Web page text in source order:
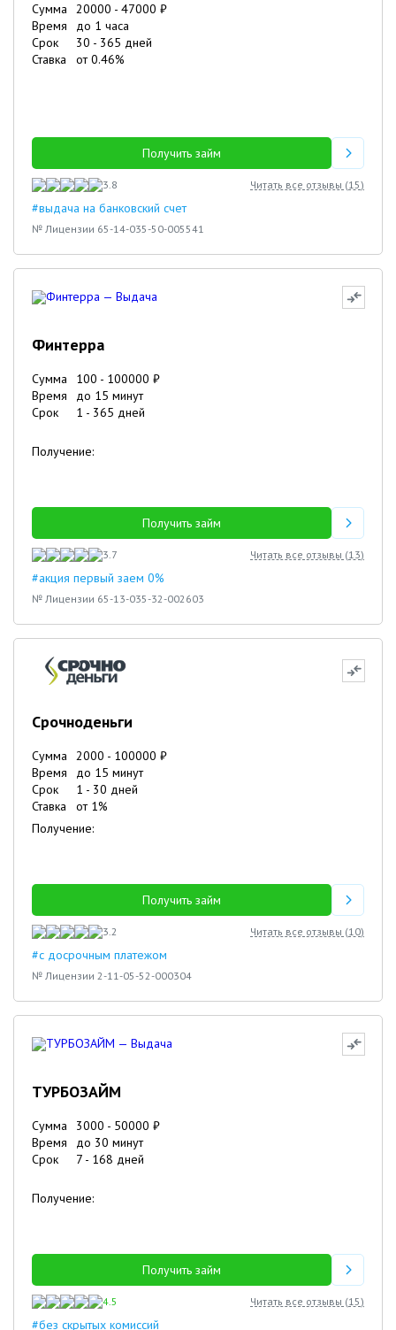
Сумма 20000 - 47000 ₽
Время
до 1 часа
Срок
30 - 365 дней
Ставка
от0.46%
Получить займ
3.8 Читать все отзывы (15)
#выдача на банковский счет
№ Лицензии 65-14-035-50-005541
Финтерра
Сумма 100 - 100000 ₽
Время
до 15 минут
Срок
1 - 365 дней
Получение:
Получить займ
3.7 Читать все отзывы (13)
#акция первый заем 0%
№ Лицензии 65-13-035-32-002603
Срочноденьги
Сумма 2000 - 100000 ₽
Время
до 15 минут
Срок
1 - 30 дней
Ставка
от 1%
Получение:
Получить займ
3.2 Читать все отзывы (10)
#с досрочным платежом
№ Лицензии 2-11-05-52-000304
ТУРБОЗАЙМ
Сумма 3000 - 50000 ₽
Время
до 30 минут
Срок
7 - 168 дней
Получение:
Получить займ
4.5 Читать все отзывы (15)
#без скрытых комиссий